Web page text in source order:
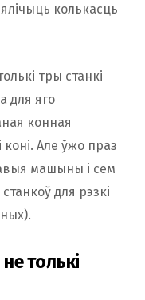
колькасць
тры станкі
для яго
конная
Але ўжо праз
машыны і сем
для рэзкі
толькі